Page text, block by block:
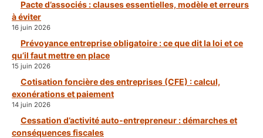
Pacte d’associés : clauses essentielles, modèle et erreurs
à éviter
16 juin 2026
Prévoyance entreprise obligatoire : ce que dit la loi et ce
qu’il faut mettre en place
15 juin 2026
Cotisation foncière des entreprises (CFE) : calcul,
exonérations et paiement
14 juin 2026
Cessation d’activité auto-entrepreneur : démarches et
conséquences fiscales